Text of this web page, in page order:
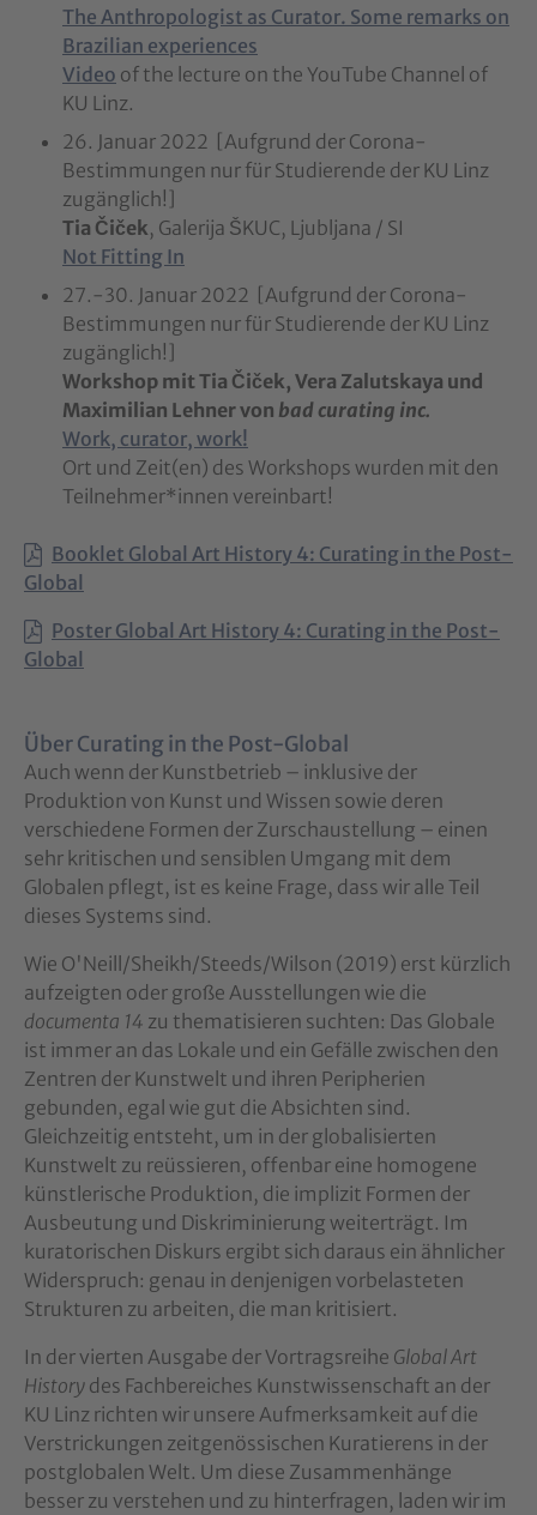
The Anthropologist as Curator. Some remarks on
Brazilian experiences
Video of the lecture on the YouTube Channel of
KU Linz.
26. Januar 2022 [Aufgrund der Corona-
Bestimmungen nur für Studierende der KU Linz
zugänglich!]
Tia Čiček, Galerija ŠKUC, Ljubljana / SI
Not Fitting In
27.-30. Januar 2022 [Aufgrund der Corona-
Bestimmungen nur für Studierende der KU Linz
zugänglich!]
Workshop mit Tia Čiček, Vera Zalutskaya und
Maximilian Lehner von bad curating inc.
Work, curator, work!
Ort und Zeit(en) des Workshops wurden mit den
Teilnehmer*innen vereinbart!
Booklet Global Art History 4: Curating in the Post-
Global
Poster Global Art History 4: Curating in the Post-
Global
Über Curating in the Post-Global
Auch wenn der Kunstbetrieb – inklusive der
Produktion von Kunst und Wissen sowie deren
verschiedene Formen der Zurschaustellung – einen
sehr kritischen und sensiblen Umgang mit dem
Globalen pflegt, ist es keine Frage, dass wir alle Teil
dieses Systems sind.
Wie O'Neill/Sheikh/Steeds/Wilson (2019) erst kürzlich
aufzeigten oder große Ausstellungen wie die
documenta 14 zu thematisieren suchten: Das Globale
ist immer an das Lokale und ein Gefälle zwischen den
Zentren der Kunstwelt und ihren Peripherien
gebunden, egal wie gut die Absichten sind.
Gleichzeitig entsteht, um in der globalisierten
Kunstwelt zu reüssieren, offenbar eine homogene
künstlerische Produktion, die implizit Formen der
Ausbeutung und Diskriminierung weiterträgt. Im
kuratorischen Diskurs ergibt sich daraus ein ähnlicher
Widerspruch: genau in denjenigen vorbelasteten
Strukturen zu arbeiten, die man kritisiert.
In der vierten Ausgabe der Vortragsreihe Global Art
History des Fachbereiches Kunstwissenschaft an der
KU Linz richten wir unsere Aufmerksamkeit auf die
Verstrickungen zeitgenössischen Kuratierens in der
postglobalen Welt. Um diese Zusammenhänge
besser zu verstehen und zu hinterfragen, laden wir im